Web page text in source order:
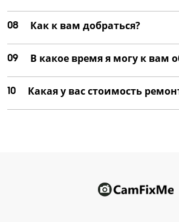
08 Как к вам добраться?
09 В какое время я могу к вам
10 Какая у вас стоимость